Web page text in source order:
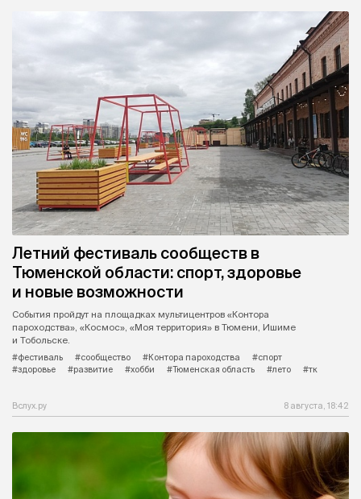
Летний фестиваль сообществ в
Тюменской области: спорт, здоровье
и новые возможности
События пройдут на площадках мультицентров «Контора
пароходства», «Космос», «Моя территория» в Тюмени, Ишиме
и Тобольске.
#фестиваль
#сообщество #Контора пароходства
#спорт
#здоровье
#развитие #хобби #Тюменская область #лето #тк
Вслух.ру 8 августа, 18:42